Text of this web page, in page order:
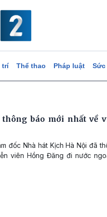
trí Thể thao Pháp luật Sức
báo mới nhất về
đốc Nhà hát Kịch Hà Nội đã
viên Hồng Đăng đi nước